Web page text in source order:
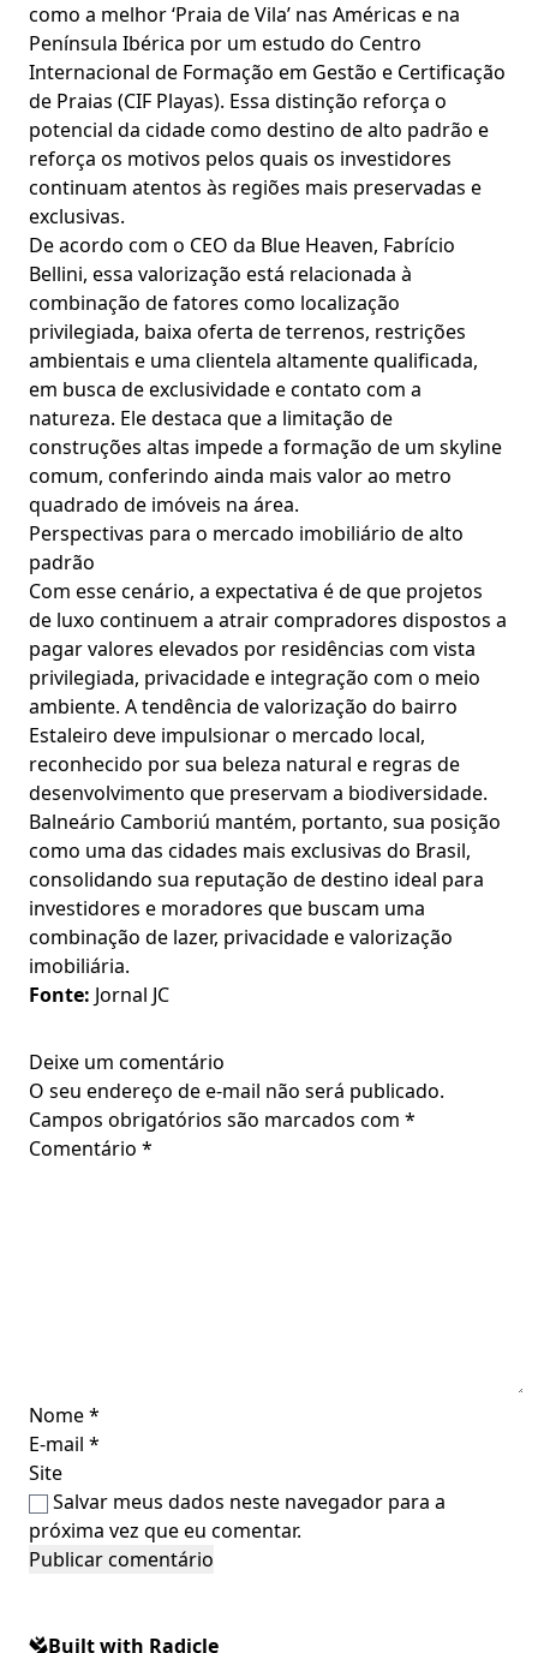
como a melhor ‘Praia de Vila’ nas Américas e na
Península Ibérica por um estudo do Centro
Internacional de Formação em Gestão e Certificação
de Praias (CIF Playas). Essa distinção reforça o
potencial da cidade como destino de alto padrão e
reforça os motivos pelos quais os investidores
continuam atentos às regiões mais preservadas e
exclusivas.
De acordo com o CEO da Blue Heaven, Fabrício
Bellini, essa valorização está relacionada à
combinação de fatores como localização
privilegiada, baixa oferta de terrenos, restrições
ambientais e uma clientela altamente qualificada,
em busca de exclusividade e contato com a
natureza. Ele destaca que a limitação de
construções altas impede a formação de um skyline
comum, conferindo ainda mais valor ao metro
quadrado de imóveis na área.
Perspectivas para o mercado imobiliário de alto
padrão
Com esse cenário, a expectativa é de que projetos
de luxo continuem a atrair compradores dispostos a
pagar valores elevados por residências com vista
privilegiada, privacidade e integração com o meio
ambiente. A tendência de valorização do bairro
Estaleiro deve impulsionar o mercado local,
reconhecido por sua beleza natural e regras de
desenvolvimento que preservam a biodiversidade.
Balneário Camboriú mantém, portanto, sua posição
como uma das cidades mais exclusivas do Brasil,
consolidando sua reputação de destino ideal para
investidores e moradores que buscam uma
combinação de lazer, privacidade e valorização
imobiliária.
Fonte: Jornal JC
Deixe um comentário
O seu endereço de e-mail não será publicado.
Campos obrigatórios são marcados com *
Comentário *
Nome*
E-mail *
Site
Salvar meus dados neste navegador para a
próxima vez que eu comentar.
Built with Radicle